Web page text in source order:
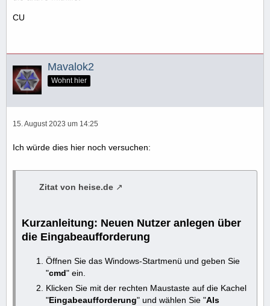
CU
Mavalok2
Wohnt hier
15. August 2023 um 14:25
Ich würde dies hier noch versuchen:
Zitat von heise.de
Kurzanleitung: Neuen Nutzer anlegen über
die Eingabeaufforderung
Öffnen Sie das Windows-Startmenü und geben Sie
"cmd" ein.
Klicken Sie mit der rechten Maustaste auf die Kachel
"Eingabeaufforderung" und wählen Sie "Als